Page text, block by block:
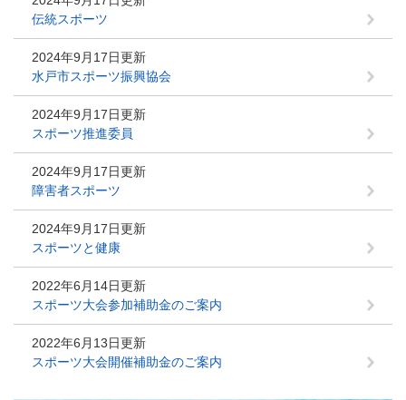
伝統スポーツ
2024年9月17日更新
水戸市スポーツ振興協会
2024年9月17日更新
スポーツ推進委員
2024年9月17日更新
障害者スポーツ
2024年9月17日更新
スポーツと健康
2022年6月14日更新
スポーツ大会参加補助金のご案内
2022年6月13日更新
スポーツ大会開催補助金のご案内